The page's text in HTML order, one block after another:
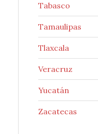
Tabasco
Tamaulipas
Tlaxcala
Veracruz
Yucatán
Zacatecas